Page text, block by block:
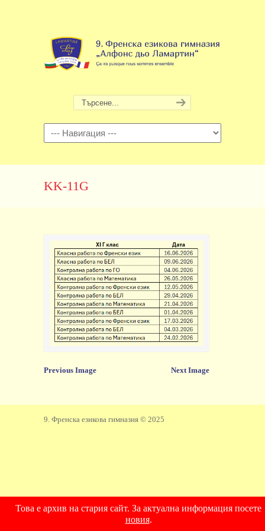
Навигация
KK-11G
Previous Image Next Image
9. Френска езикова гимназия © 2025
Това е архив на стария сайт. За актуална информация посете
новия.